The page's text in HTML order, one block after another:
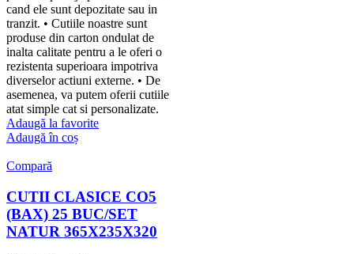
cand ele sunt depozitate sau in
tranzit. • Cutiile noastre sunt
produse din carton ondulat de
inalta calitate pentru a le oferi o
rezistenta superioara impotriva
diverselor actiuni externe. • De
asemenea, va putem oferii cutiile
atat simple cat si personalizate.
Adaugă la favorite
Adaugă în coș
Compară
CUTII CLASICE CO5
(BAX) 25 BUC/SET
NATUR 365X235X320